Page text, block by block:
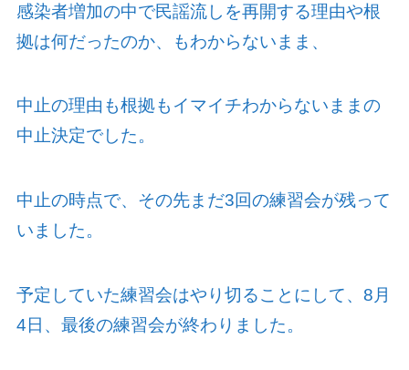
感染者増加の中で民謡流しを再開する理由や根
拠は何だったのか、もわからないまま、
中止の理由も根拠もイマイチわからないままの
中止決定でした。
中止の時点で、その先まだ3回の練習会が残って
いました。
予定していた練習会はやり切ることにして、 8 月
4日、最後の練習会が終わりました。